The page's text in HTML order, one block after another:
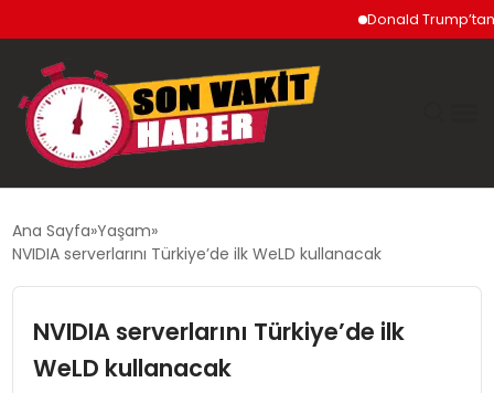
Donald Trump’tan
DÜNYA
Ana Sayfa Yaşam
NVIDIA serverlarını Türkiye’de ilk WeLD kullanacak
NVIDIA serverlarını Türkiye’de ilk
WeLD kullanacak